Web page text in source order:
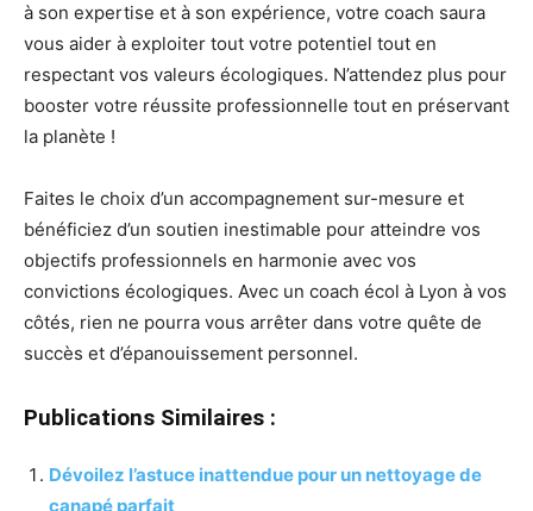
à son expertise et à son expérience, votre coach saura
vous aider à exploiter tout votre potentiel tout en
respectant vos valeurs écologiques. N’attendez plus pour
booster votre réussite professionnelle tout en préservant
la planète !
Faites le choix d’un accompagnement sur-mesure et
bénéficiez d’un soutien inestimable pour atteindre vos
objectifs professionnels en harmonie avec vos
convictions écologiques. Avec un coach écol à Lyon à vos
côtés, rien ne pourra vous arrêter dans votre quête de
succès et d’épanouissement personnel.
Publications Similaires :
Dévoilez l’astuce inattendue pour un nettoyage de
canapé parfait